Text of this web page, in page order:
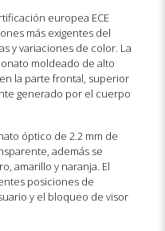
europea ECE
más exigentes del
y variaciones de color. La
moldeado de alto
la parte frontal, superior
generado por el cuerpo
óptico de 2.2 mm de
además se
amarillo y naranja. El
posiciones de
y el bloqueo de visor